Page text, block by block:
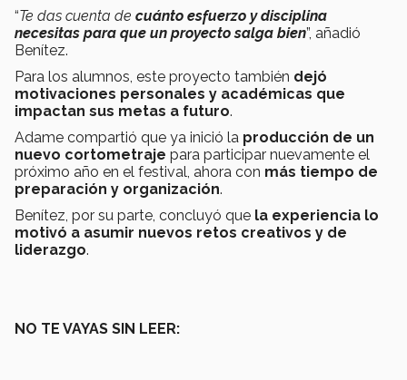
“Te das cuenta de cuánto esfuerzo y disciplina
necesitas para que un proyecto salga bien”, añadió
Benítez.
Para los alumnos, este proyecto también dejó
motivaciones personales y académicas que
impactan sus metas a futuro.
Adame compartió que ya inició la producción de un
nuevo cortometraje para participar nuevamente el
próximo año en el festival, ahora con más tiempo de
preparación y organización.
Benítez, por su parte, concluyó que la experiencia lo
motivó a asumir nuevos retos creativos y de
liderazgo.
NO TE VAYAS SIN LEER: